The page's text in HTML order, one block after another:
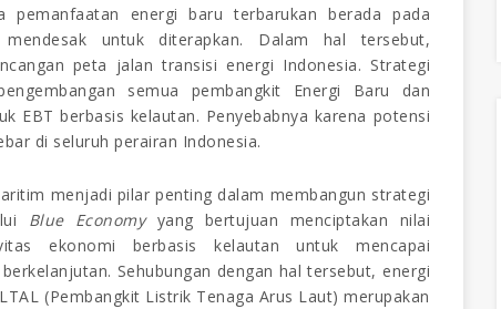
pemanfaatan energi baru terbarukan berada pada
untuk diterapkan. Dalam hal tersebut,
peta jalan transisi energi Indonesia. Strategi
semua pembangkit Energi Baru dan
EBT berbasis kelautan. Penyebabnya karena potensi
di seluruh perairan Indonesia.
menjadi pilar penting dalam membangun strategi
Blue Economyyang bertujuan menciptakan nilai
ekonomi berbasis kelautan untuk mencapai
Sehubungan dengan hal tersebut, energi
(Pembangkit Listrik Tenaga Arus Laut) merupakan